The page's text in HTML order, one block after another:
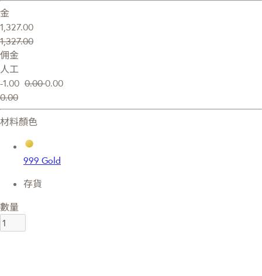
金
1,327.00
1,327.00
佣金
人工
-1.00 0.000.00
0.00
材料顏色
999 Gold
存貨
數量